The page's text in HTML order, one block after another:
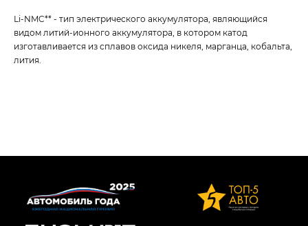
Li-NMC** - тип электрического аккумулятора, являющийся
видом литий-ионного аккумулятора, в котором катод
изготавливается из сплавов оксида никеля, марганца, кобальта,
лития.